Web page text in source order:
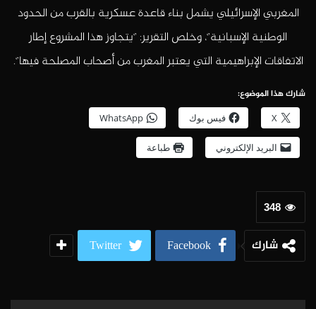
المغربي الإسرائيلي يشمل بناء قاعدة عسكرية بالقرب من الحدود
الوطنية الإسبانية’‘، وخلص التقرير: ’‘يتجاوز هذا المشروع إطار
الاتفاقات الإبراهيمية التي يعتبر المغرب من أصحاب المصلحة فيها’‘.
شارك هذا الموضوع:
X فيس بوك WhatsApp
البريد الإلكتروني طباعة
348
شارك Facebook
Twitter